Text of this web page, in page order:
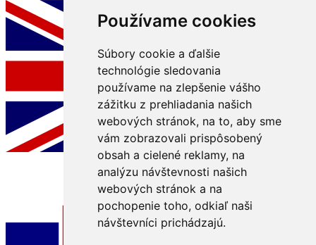
Používame cookies
Súbory cookie a ďalšie
technológie sledovania
používame na zlepšenie vášho
zážitku z prehliadania našich
webových stránok, na to, aby sme
vám zobrazovali prispôsobený
obsah a cielené reklamy, na
analýzu návštevnosti našich
webových stránok a na
pochopenie toho, odkiaľ naši
návštevníci prichádzajú.